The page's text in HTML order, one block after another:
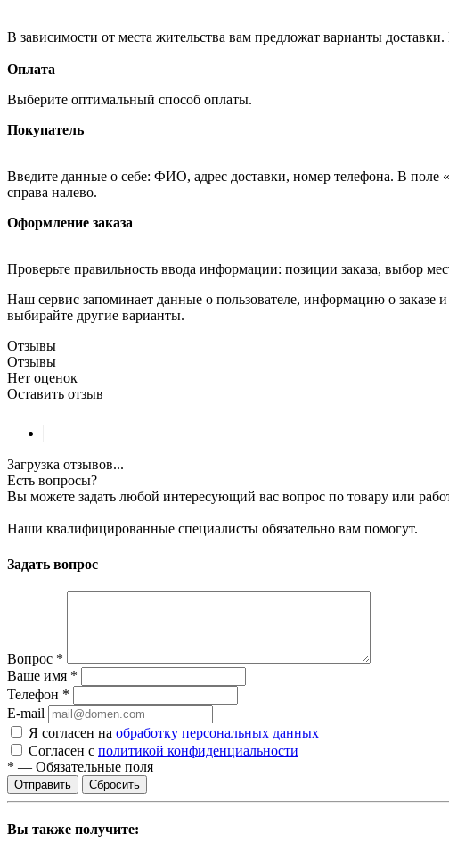
В зависимости от места жительства вам предложат варианты
Оплата
Выберите оптимальный способ оплаты.
Покупатель
Введите данные о себе: ФИО, адрес доставки, номер телефона. В поле
справа налево.
Оформление заказа
Проверьте правильность ввода информации: позиции заказа, выбор
Наш сервис запоминает данные о пользователе, информацию о заказе
выбирайте другие варианты.
Отзывы
Отзывы
Нет оценок
Оставить отзыв
Загрузка отзывов...
Есть вопросы?
Вы можете задать любой интересующий вас вопрос по товару или
Наши квалифицированные специалисты обязательно вам помогут.
Задать вопрос
Вопрос *
Ваше имя *
Телефон *
E-mail
Я согласен на обработку персональных данных
Согласен с политикой конфиденциальности
* — Обязательные поля
Сбросить
Вы также получите: